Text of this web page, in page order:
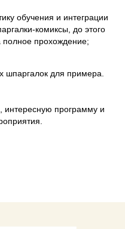
обучения и интеграции
комиксы, до этого
полное прохождение;
шпаргалок для примера.
интересную программу и